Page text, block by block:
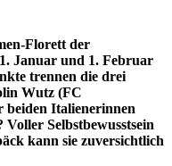
Florett der
Januar und 1. Februar
trennen die drei
Wutz (FC
beiden Italienerinnen
Selbstbewusstsein
kann sie zuversichtlich